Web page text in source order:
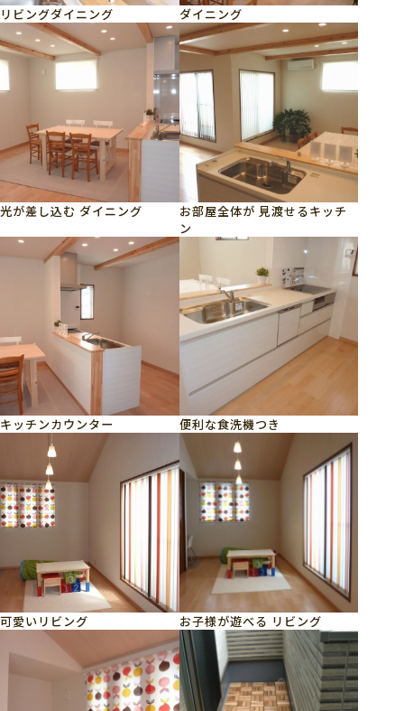
リビングダイニング ダイニング
光が差し込む ダイニング
お部屋全体が 見渡せるキッチ
ン
キッチンカウンター 便利な食洗機つき
可愛いリビング お子様が遊べる リビング